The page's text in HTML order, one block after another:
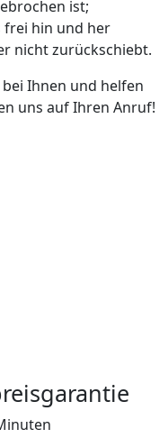
ist;
frei hin und her
nicht zurückschiebt.
bei Ihnen und helfen
uns auf Ihren Anruf!